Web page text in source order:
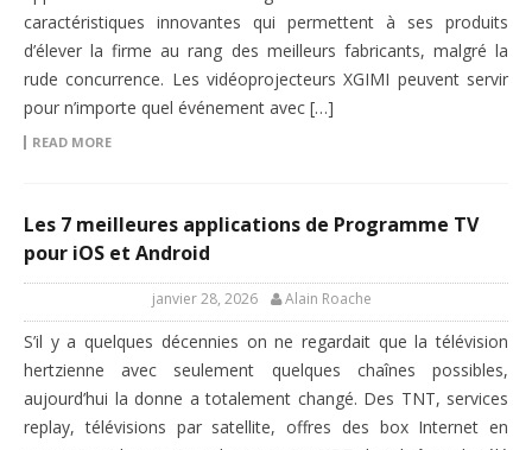
caractéristiques innovantes qui permettent à ses produits
d’élever la firme au rang des meilleurs fabricants, malgré la
rude concurrence. Les vidéoprojecteurs XGIMI peuvent servir
pour n’importe quel événement avec […]
READ MORE
Les 7 meilleures applications de Programme TV
pour iOS et Android
janvier 28, 2026 Alain Roache
S’il y a quelques décennies on ne regardait que la télévision
hertzienne avec seulement quelques chaînes possibles,
aujourd’hui la donne a totalement changé. Des TNT, services
replay, télévisions par satellite, offres des box Internet en